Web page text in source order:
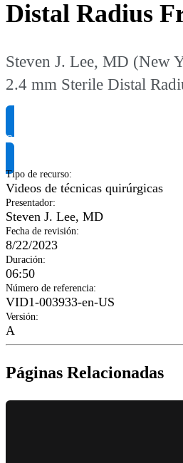
Distal Radius
Steven J. Lee, MD (New
2.4 mm Sterile Distal
Solicitar información del producto
Tipo de recurso:
Videos de técnicas quirúrgicas
Presentador:
Steven J. Lee, MD
Fecha de revisión:
8/22/2023
Duración:
06:50
Número de referencia:
VID1-003933-en-US
Versión:
A
Páginas Relacionadas